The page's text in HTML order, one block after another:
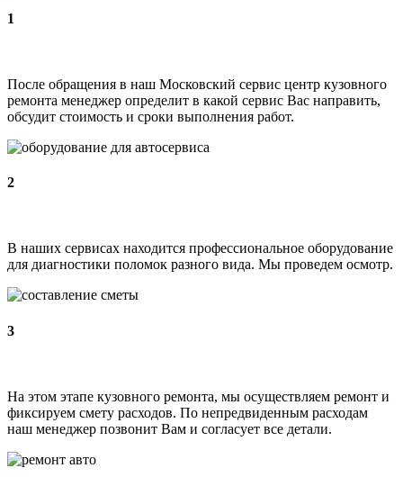
1
После обращения в наш Московский сервис центр кузовного
ремонта менеджер определит в какой сервис Вас направить,
обсудит стоимость и сроки выполнения работ.
2
В наших сервисах находится профессиональное оборудование
для диагностики поломок разного вида. Мы проведем осмотр.
3
На этом этапе кузовного ремонта, мы осуществляем ремонт и
фиксируем смету расходов. По непредвиденным расходам
наш менеджер позвонит Вам и согласует все детали.